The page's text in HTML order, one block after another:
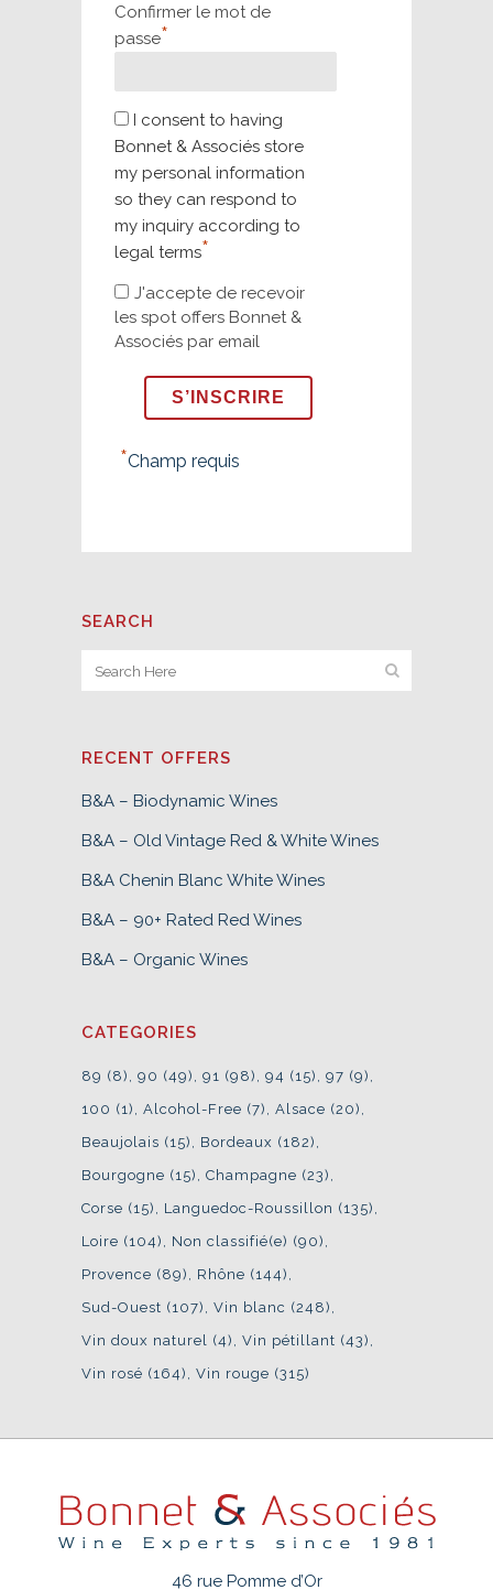
Confirmer le mot de
passe*
I consent to having
Bonnet & Associés store
my personal information
so they can respond to
my inquiry according to
legal terms*
J'accepte de recevoir
les spot offers Bonnet &
Associés par email
*Champ requis
SEARCH
RECENT OFFERS
B&A – Biodynamic Wines
B&A – Old Vintage Red & White Wines
B&A Chenin Blanc White Wines
B&A – 90+ Rated Red Wines
B&A – Organic Wines
CATEGORIES
89 (8) 90 (49) 91 (98) 94 (15) 97 (9)
100 (1) Alcohol-Free (7) Alsace (20)
Beaujolais (15) Bordeaux (182)
Bourgogne (15) Champagne (23)
Corse (15) Languedoc-Roussillon (135)
Loire (104) Non classifié(e) (90)
Provence (89) Rhône (144)
Sud-Ouest (107) Vin blanc (248)
Vin doux naturel (4) Vin pétillant (43)
Vin rosé (164) Vin rouge (315)
46 rue Pomme d’Or